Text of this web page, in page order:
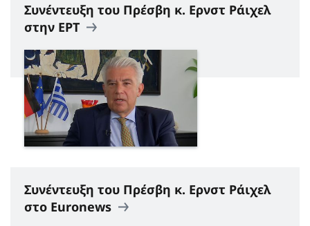
Συνέντευξη του Πρέσβη κ. Ερνστ Ράιχελ
στην ΕΡΤ
Συνέντευξη του Πρέσβη κ. Ερνστ Ράιχελ
στο Euronews